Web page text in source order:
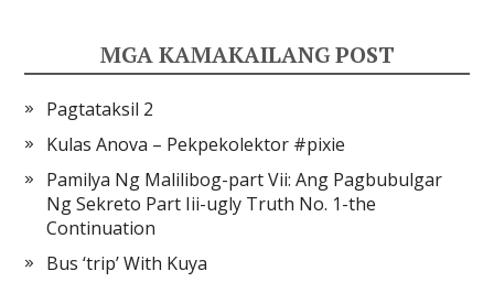
MGA KAMAKAILANG POST
Pagtataksil 2
Kulas Anova – Pekpekolektor #pixie
Pamilya Ng Malilibog-part Vii: Ang Pagbubulgar
Ng Sekreto Part Iii-ugly Truth No. 1-the
Continuation
Bus ‘trip’ With Kuya